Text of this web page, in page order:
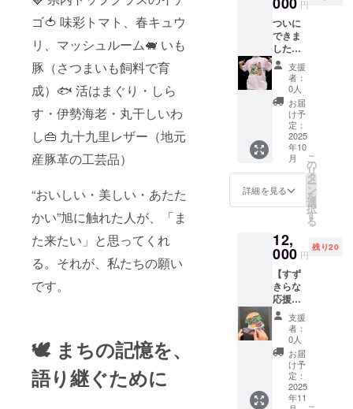
ゴ🍅 味彩トマト、春キュウ
リ、マッシュルーム🐖 いも
豚（さつまいも飼料で育
成）🐟 活はまぐり・しら
す・伊勢海老・丸干しいわ
し👜 九十九里レザー（地元
産豚革の工芸品）
“おいしい・美しい・あたた
かい”旭に触れた人が、「ま
た来たい」と思ってくれ
る。それが、私たちの願い
です。
🕊 まちの記憶を、
語り継ぐために
望され
るお名
前をご
記入く
ださい
※写真の
作品は
イメー
ジで
す。手
編みの
１点も
のです
提供す
るもの
す。
す。最
終的な
サイズ
が変更
となる
場合が
ござい
ますの
で、ご
了承く
ださ
い。 ・
法：作
家のイ
ション
により
ます
が、壁
に手書
きもし
くは印
刷物を
掲示す
る可能
性が高
いです
・注意
どはお
断りし
ます。
・掲示
方法：
作家の
インス
ピレー
ション
により
ます
が、壁
に手書
きもし
る可能
性が高
いです
・注意
事項：
支援
時、必
ず備考
欄に掲
載を希
望され
るお名
前をご
記入く
ルマン
斎藤作
品の近
くに掲
示致し
ます。
掲示し
てほし
いお名
前（団
体名、
ニック
ネー
ム、匿
名希望
に書い
てくだ
※誹謗中
傷的な
文言な
どはお
断りし
ます。
・掲示
方法：
作家の
インス
ピレー
円
ついに
できま
した、
秋山正
義デザ
インの
あさ
げー街
ぶらT
シャ
ツ！ あ
のお
店！あ
のオブ
ジェ！
の商店
街の全
てが詰
まって
いま
す！
SS（小
生）、
S、M、
XL、
XXLの6
サイ
支援
者：
0人
お届
け予
定：
2025
年10
月
詳細を見る
こ
の
リ
タ
ー
ン
を
選
択
す
る
12,
000 円
残り20
【すず
きらな
応援
コース
B】すず
きらな
と描
く！
チョー
クアー
ト体験
支援
者：
0人
お届
け予
定：
2025
年11